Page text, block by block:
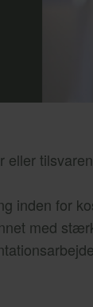
inden for
med